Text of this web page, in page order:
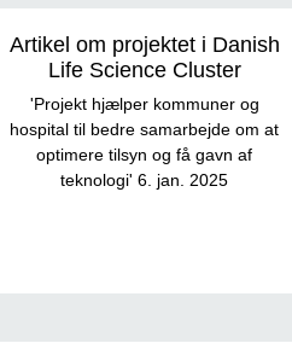
Artikel om projektet i Danish
Life Science Cluster
'Projekt hjælper kommuner og
hospital til bedre samarbejde om at
optimere tilsyn og få gavn af
teknologi' 6. jan. 2025